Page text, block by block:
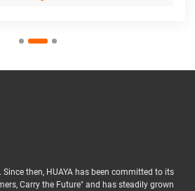
then, HUAYA has been committed to its
Carry the Future" and has steadily grown